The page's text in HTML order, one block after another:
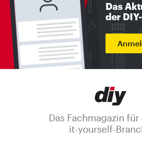
Das
der
Das Fachmagazin für
it-yourself-